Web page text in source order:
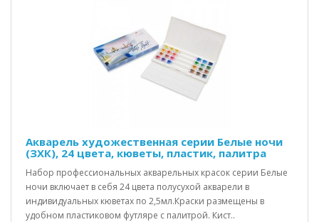
Акварель художественная серии Белые ночи
(ЗХК), 24 цвета, кюветы, пластик, палитра
Набор профессиональных акварельных красок серии Белые
ночи включает в себя 24 цвета полусухой акварели в
индивидуальных кюветах по 2,5мл.Краски размещены в
удобном пластиковом футляре с палитрой. Кист..